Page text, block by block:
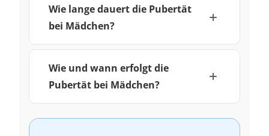
Wie lange dauert die Pubertät
bei Mädchen?
Wie und wann erfolgt die
Pubertät bei Mädchen?